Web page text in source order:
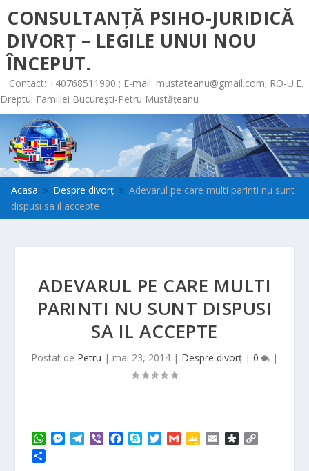
CONSULTANȚĂ PSIHO-JURIDICĂ
DIVORȚ – LEGILE UNUI NOU
ÎNCEPUT.
Contact: +40768511900 ; E-mail: mustateanu@gmail.com; RO-U.E.
Dreptul Familiei București-Petru Mustățeanu
Acasa 9 Despre divorț 9 Adevarul pe care multi parinti nu sunt
dispusi sa il accepte
ADEVARUL PE CARE MULTI
PARINTI NU SUNT DISPUSI
SA IL ACCEPTE
Postat de Petru | mai 23, 2014 | Despre divorț | 0 |
W
M
T
V
T
G
G
D